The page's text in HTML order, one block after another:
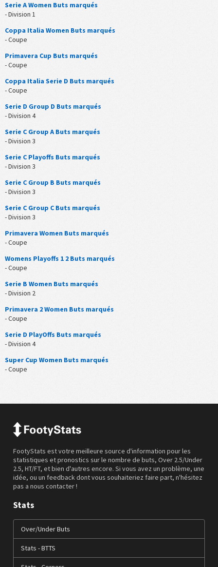
Serie A Women Buts marqués
- Division 1
Coppa Italia Women Buts marqués
- Coupe
Primavera Cup Buts marqués
- Coupe
Coppa Italia Serie D Buts marqués
- Coupe
Serie D Group D Buts marqués
- Division 4
Serie C Group A Buts marqués
- Division 3
Serie C Playoffs Buts marqués
- Division 3
Serie C Group B Buts marqués
- Division 3
Serie C Group C Buts marqués
- Division 3
Primavera Women Buts marqués
- Coupe
Womens Playoffs 1 2 Buts marqués
- Coupe
Serie B Women Buts marqués
- Division 2
Primavera 2 Women Buts marqués
- Coupe
Serie D PlayOffs Buts marqués
- Division 4
Super Cup Women Buts marqués
- Coupe
FootyStats est votre meilleure source d'information pour les
statistiques et pronostics sur le nombre de buts, Over 2.5/Under
2.5, HT/FT, et bien d'autres encore. Si vous avez un problème, une
idée, ou un feedback dont vous souhaiteriez faire part, n'hésitez
pas a nous contacter !
Stats
Over/Under Buts
Stats - BTTS